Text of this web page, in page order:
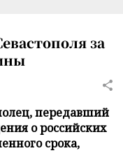
за
передавший
о российских
срока,